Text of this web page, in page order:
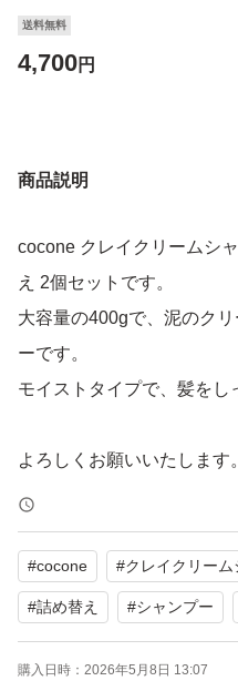
送料無料
4,700円
商品説明
cocone クレイクリームシ
え 2個セットです。
大容量の400gで、泥のク
ーです。
モイストタイプで、髪をし
よろしくお願いいたします。
#cocone #クレイクリーム
#詰め替え #シャンプー
購入日時： 2026年5月8日 13:07